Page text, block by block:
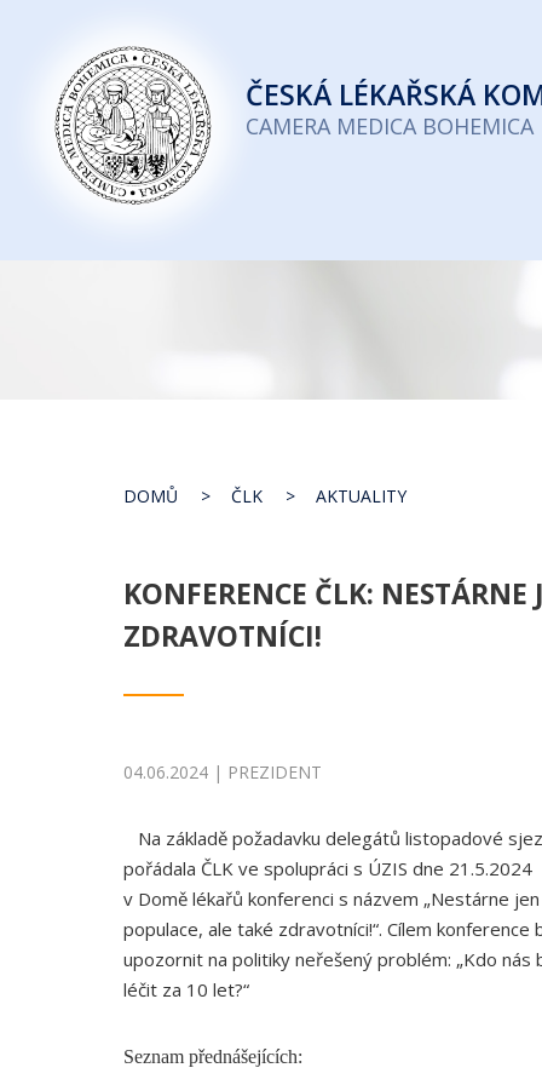
Česká
lékařská
komora
ČESKÁ LÉKAŘSKÁ
CAMERA MEDICA BOHEMICA
DOMŮ ČLK AKTUALITY
KONFERENCE ČLK:
ZDRAVOTNÍCI!
04.06.2024 | PREZIDENT
Na základě požadavku delegátů listopadové
pořádala ČLK ve spolupráci s ÚZIS dne 21.5.2024
v Domě lékařů konferenci s názvem „Nestárne jen
populace, ale také zdravotníci!“. Cílem konference
upozornit na politiky neřešený problém: „Kdo nás
léčit za 10 let?“
Seznam přednášejících: